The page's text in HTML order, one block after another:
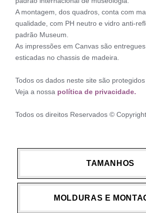
A montagem, dos quadros, conta com
qualidade, com PH neutro e vidro anti-
padrão Museum.
As impressões em Canvas são
esticadas no chassis de madeira.
Todos os dados neste site são
Veja a nossa política de privacidade.
Todos os direitos Reservados © Copyright
TAMANHOS
MOLDURAS E